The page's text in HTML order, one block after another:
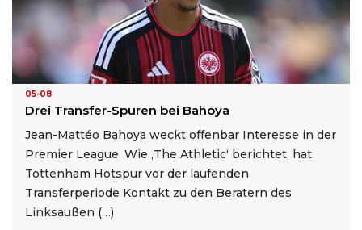
05-08
Drei Transfer-Spuren bei Bahoya
Jean-Mattéo Bahoya weckt offenbar Interesse in der
Premier League. Wie ‚The Athletic‘ berichtet, hat
Tottenham Hotspur vor der laufenden
Transferperiode Kontakt zu den Beratern des
Linksaußen (…)